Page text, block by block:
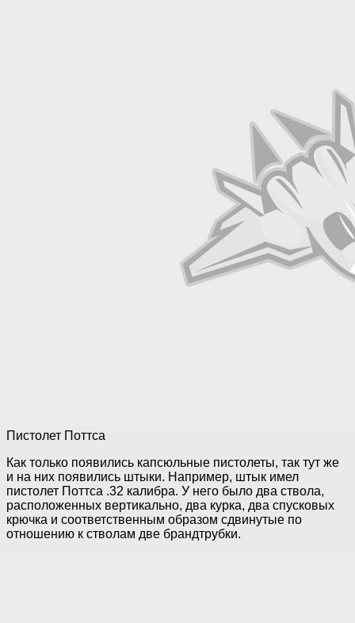
Пистолет Поттса
Как только появились капсюльные пистолеты, так тут же
и на них появились штыки. Например, штык имел
пистолет Поттса .32 калибра. У него было два ствола,
расположенных вертикально, два курка, два спусковых
крючка и соответственным образом сдвинутые по
отношению к стволам две брандтрубки.